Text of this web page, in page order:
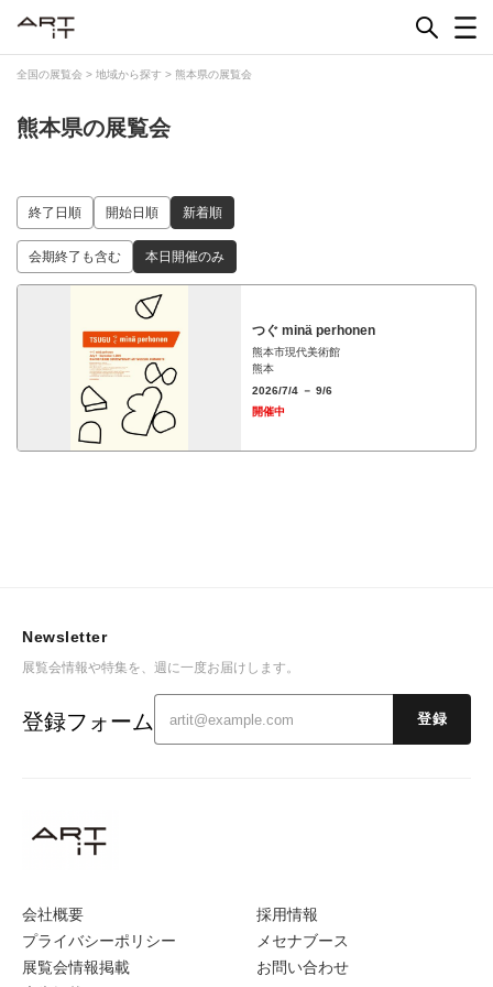
全国の展覧会 > 地域から探す > 熊本県の展覧会
熊本県の展覧会
終了日順 開始日順 新着順
会期終了も含む 本日開催のみ
つぐ minä perhonen
熊本市現代美術館
熊本
2026/7/4 － 9/6
開催中
会社概要
プライバシーポリシー
展覧会情報掲載
採用情報
メセナブース
お問い合わせ
Newsletter
展覧会情報や特集を、週に一度お届けします。
登録フォーム 登録